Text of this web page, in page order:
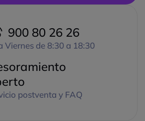
900 80 26 26
Viernes de 8:30 a 18:30
postventa y FAQ